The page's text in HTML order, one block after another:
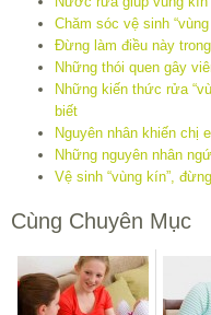
Chăm sóc vệ sinh
Đừng làm điều này
Những thói quen gây
Những kiến thức rửa
biết
Nguyên nhân khiến chị
Những nguyên nhân
Vệ sinh “vùng kín”,
Cùng Chuyên Mục